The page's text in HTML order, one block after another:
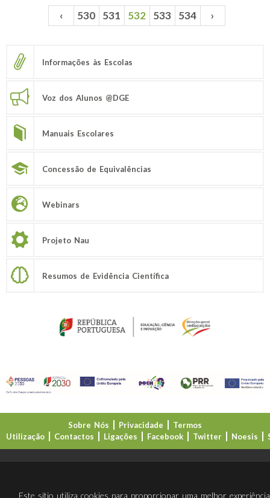
Páginas ‹ 530 531 532 533 534 ›
Informações às Escolas
Voz dos Alunos @DGE
Manuais Escolares
Concessão de Equivalências
Webinars
Projeto Nau
Resumos de Evidência Científica
Sobre Nós Privacidade
Termos
Utilização
Contactos Ligações Facebook Twitter Noesis
Este sítio utiliza cookies para proporcionar uma melhor